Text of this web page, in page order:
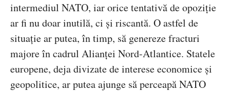
intermediul NATO, iar orice tentativă de opoziție
ar fi nu doar inutilă, ci și riscantă. O astfel de
situație ar putea, în timp, să genereze fracturi
majore în cadrul Alianței Nord-Atlantice. Statele
europene, deja divizate de interese economice și
geopolitice, ar putea ajunge să perceapă NATO